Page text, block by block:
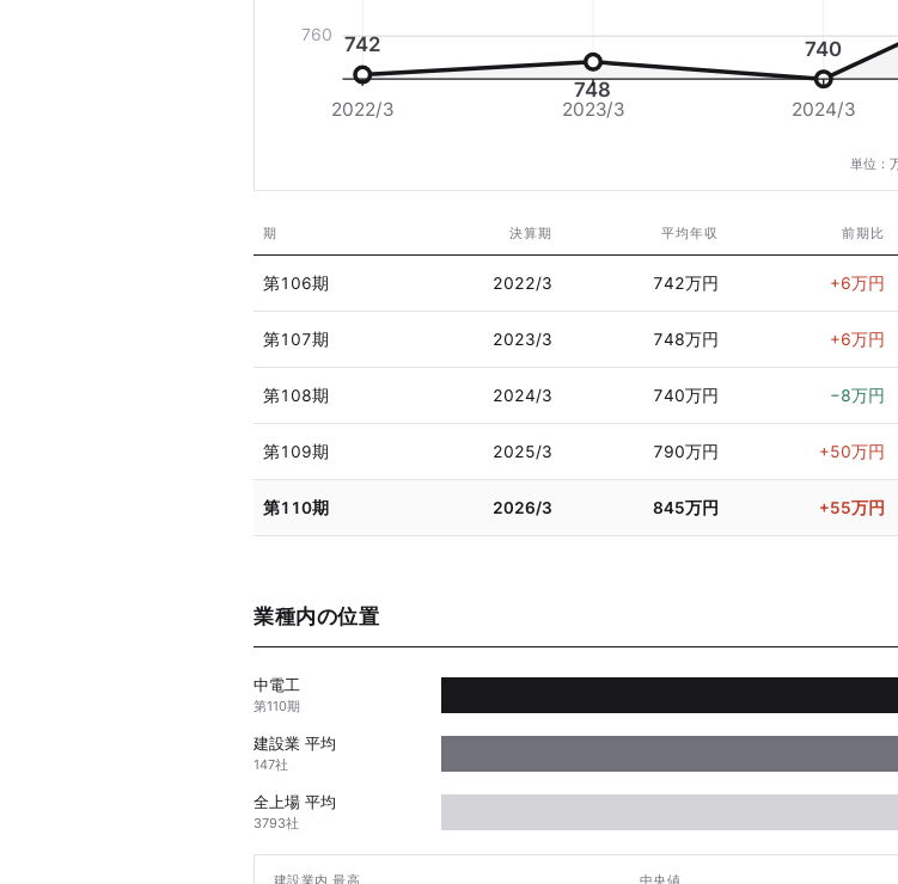
760 742
748
740
2022/3 2023/3 2024/3
単位：
期 決算期 平均年収 前期比
第106期 2022/3 742万円 +6万円
第107期 2023/3 748万円 +6万円
第108期 2024/3 740万円 −8万円
第109期 2025/3 790万円 +50万円
第110期 2026/3 845万円 +55万円
業種内の位置
中電工
第110期
建設業 平均
147社
全上場 平均
3793社